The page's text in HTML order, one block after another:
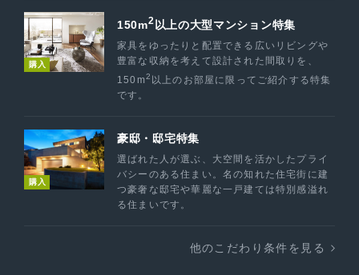
購入
150m2 以上の大型マンション特集
家具をゆったりと配置できる広いリビングや
豊富な収納を考えて設計された間取りを、
150m2 以上のお部屋に限ってご紹介する特集
です。
購入
豪邸・邸宅特集
選ばれた人が選ぶ、大空間を活かしたプライ
バシーのある住まい。名の知れた住宅街に建
つ豪奢な邸宅や華麗な一戸建ては特別感溢れ
る住まいです。
他のこだわり条件を見る